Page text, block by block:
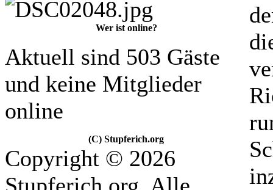
Wer ist online?
Aktuell sind 503 Gäste
und keine Mitglieder
online
(C) Stupferich.org
Copyright © 2026